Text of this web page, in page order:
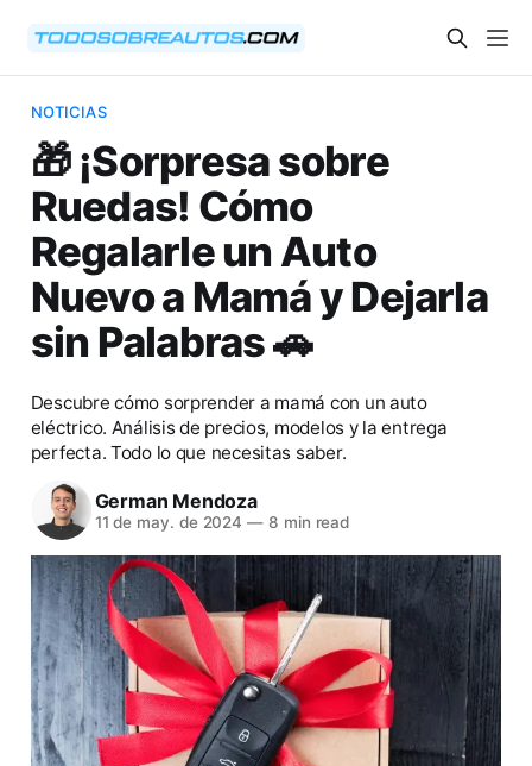
NOTICIAS
🎁 ¡Sorpresa sobre
Ruedas! Cómo
Regalarle un Auto
Nuevo a Mamá y Dejarla
sin Palabras 🚗
Descubre cómo sorprender a mamá con un auto
eléctrico. Análisis de precios, modelos y la entrega
perfecta. Todo lo que necesitas saber.
German Mendoza
11 de may. de 2024 — 8 min read